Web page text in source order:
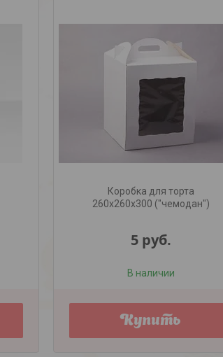
Коробка для торта
260х260х300 ("чемодан")
5 руб.
В наличии
Купить